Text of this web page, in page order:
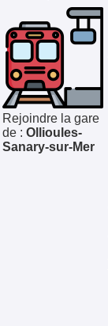
Rejoindre la gare
de : Ollioules-
Sanary-sur-Mer